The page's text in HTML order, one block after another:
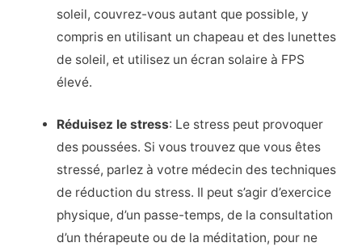
soleil, couvrez-vous autant que possible, y
compris en utilisant un chapeau et des lunettes
de soleil, et utilisez un écran solaire à FPS
élevé.
Réduisez le stress: Le stress peut provoquer
des poussées. Si vous trouvez que vous êtes
stressé, parlez à votre médecin des techniques
de réduction du stress. Il peut s’agir d’exercice
physique, d’un passe-temps, de la consultation
d’un thérapeute ou de la méditation, pour ne